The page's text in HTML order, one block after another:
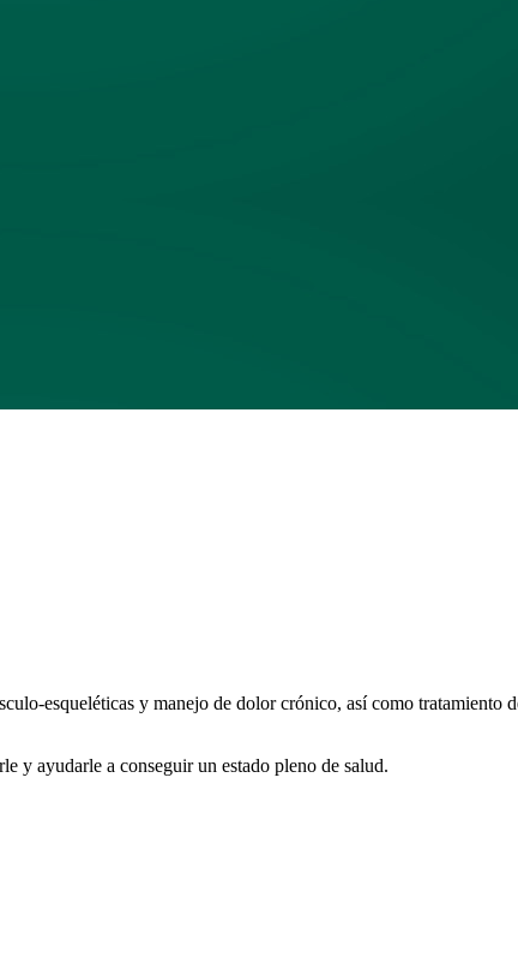
esqueléticas y manejo de dolor crónico, así como tratamiento
y ayudarle a conseguir un estado pleno de salud.